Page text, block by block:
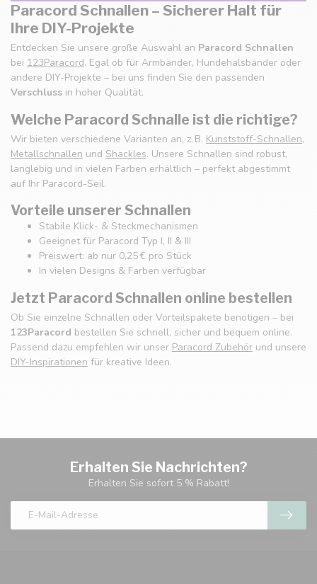
Paracord Schnallen – Sicherer Halt für
Ihre DIY-Projekte
Entdecken Sie unsere große Auswahl an Paracord Schnallen
bei 123Paracord. Egal ob für Armbänder, Hundehalsbänder oder
andere DIY-Projekte – bei uns finden Sie den passenden
Verschluss in hoher Qualität.
Welche Paracord Schnalle ist die richtige?
Wir bieten verschiedene Varianten an, z. B. Kunststoff-Schnallen,
Metallschnallen und Shackles. Unsere Schnallen sind robust,
langlebig und in vielen Farben erhältlich – perfekt abgestimmt
auf Ihr Paracord-Seil.
Vorteile unserer Schnallen
Stabile Klick- & Steckmechanismen
Geeignet für Paracord Typ I, II & III
Preiswert: ab nur 0,25 € pro Stück
In vielen Designs & Farben verfügbar
Jetzt Paracord Schnallen online bestellen
Ob Sie einzelne Schnallen oder Vorteilspakete benötigen – bei
123Paracord bestellen Sie schnell, sicher und bequem online.
Passend dazu empfehlen wir unser Paracord Zubehör und unsere
DIY-Inspirationen für kreative Ideen.
Erhalten Sie Nachrichten?
Erhalten Sie sofort 5 % Rabatt!